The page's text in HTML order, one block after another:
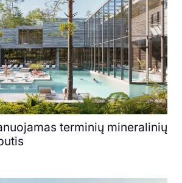
terminių mineralinių